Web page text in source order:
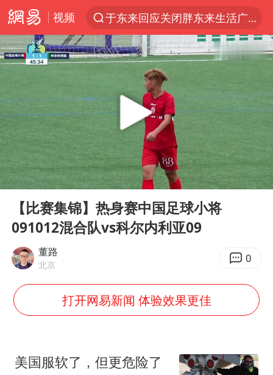
视频
于东来回应关闭胖东来生活广场店
上半年我国经营主体结构持续优化
白海豚登陆强度略强于巴威
《披荆斩棘2026》阵容官宣
杭州机场已取消航班388架次
中国籍豪华游艇富商之子在泰国被杀
美将每月供乌爱国者拦截导弹
白海豚北上或致京津冀暴雨
10余省份将出现强风雨 局地特大暴雨
新疆一婚礼线上邀请引热议
《龙餐馆》 冲奖
上门女婿出轨女邻居多年被判重婚罪
Play
00:00 08:21
【比赛集锦】热身赛中国足球小将
091012混合队vs科尔内利亚09
董路
北京 0
打开网易新闻 体验效果更佳
美国服软了，但更危险了